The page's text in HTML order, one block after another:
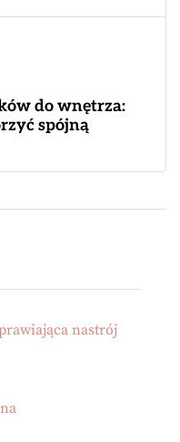
do wnętrza:
spójną
nastrój